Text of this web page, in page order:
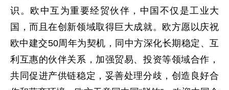
识。欧中互为重要经贸伙伴，中国不仅是工业大
国，而且在创新领域取得巨大成就。欧方愿以庆祝
欧中建交50周年为契机，同中方深化长期稳定、互
利互惠的伙伴关系，加强贸易、投资等领域合作，
共同促进产供链稳定，妥善处理分歧，创造良好合